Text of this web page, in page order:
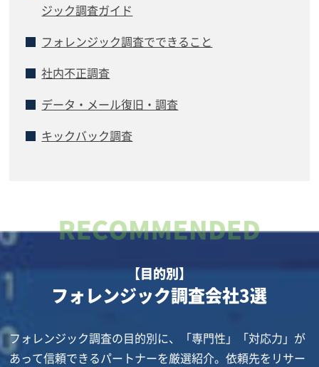
ジック調査ガイド
フォレンジック調査でできること
社内不正調査
データ・メール復旧・調査
キックバック調査
【目的別】
フォレンジック調査会社3選
フォレンジック調査の目的別に、「専門性」「対応力」が
あって信頼できるパートナーを厳選紹介。依頼先をリサー